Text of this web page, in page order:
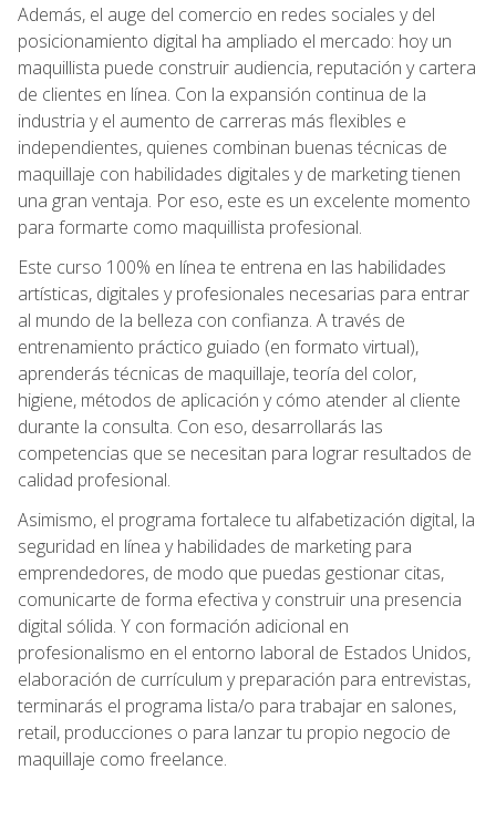
Además, el auge del comercio en redes sociales y del
posicionamiento digital ha ampliado el mercado: hoy un
maquillista puede construir audiencia, reputación y cartera
de clientes en línea. Con la expansión continua de la
industria y el aumento de carreras más flexibles e
independientes, quienes combinan buenas técnicas de
maquillaje con habilidades digitales y de marketing tienen
una gran ventaja. Por eso, este es un excelente momento
para formarte como maquillista profesional.
Este curso 100% en línea te entrena en las habilidades
artísticas, digitales y profesionales necesarias para entrar
al mundo de la belleza con confianza. A través de
entrenamiento práctico guiado (en formato virtual),
aprenderás técnicas de maquillaje, teoría del color,
higiene, métodos de aplicación y cómo atender al cliente
durante la consulta. Con eso, desarrollarás las
competencias que se necesitan para lograr resultados de
calidad profesional.
Asimismo, el programa fortalece tu alfabetización digital, la
seguridad en línea y habilidades de marketing para
emprendedores, de modo que puedas gestionar citas,
comunicarte de forma efectiva y construir una presencia
digital sólida. Y con formación adicional en
profesionalismo en el entorno laboral de Estados Unidos,
elaboración de currículum y preparación para entrevistas,
terminarás el programa lista/o para trabajar en salones,
retail, producciones o para lanzar tu propio negocio de
maquillaje como freelance.